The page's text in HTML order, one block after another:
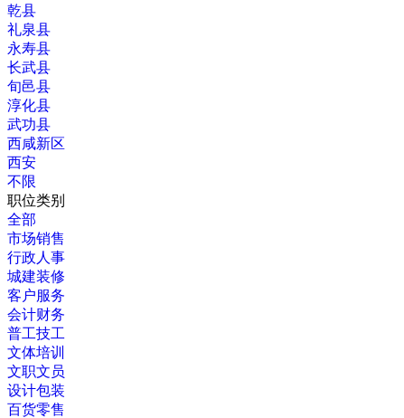
乾县
礼泉县
永寿县
长武县
旬邑县
淳化县
武功县
西咸新区
西安
不限
职位类别
全部
市场销售
行政人事
城建装修
客户服务
会计财务
普工技工
文体培训
文职文员
设计包装
百货零售